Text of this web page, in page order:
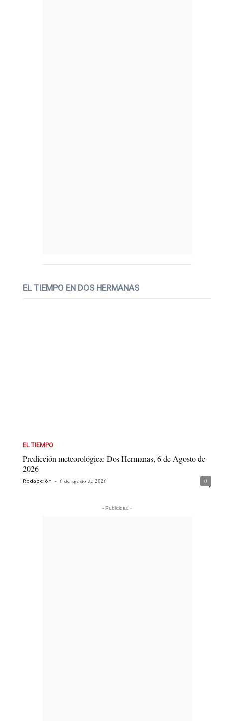
EL TIEMPO EN DOS HERMANAS
EL TIEMPO
Predicción meteorológica: Dos Hermanas, 6 de Agosto de
2026
Redacción - 6 de agosto de 2026 0
- Publicidad -